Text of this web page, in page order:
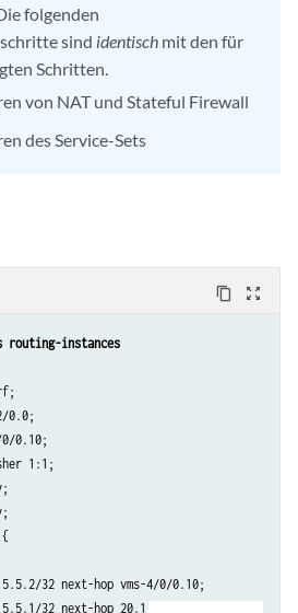
folgenden
sind identisch mit den für
Schritten.
von NAT und Stateful Firewall
des Service-Sets
content_copy zoom_out_map
routing-instances
0.0;
0.10;
1:1;
32 next-hop vms-4/0/0.10;
32 next-hop 20.1.1.1;